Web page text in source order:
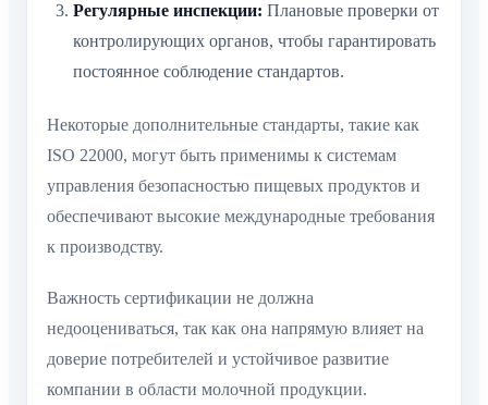
Регулярные инспекции: Плановые проверки от
контролирующих органов, чтобы гарантировать
постоянное соблюдение стандартов.
Некоторые дополнительные стандарты, такие как
ISO 22000, могут быть применимы к системам
управления безопасностью пищевых продуктов и
обеспечивают высокие международные требования
к производству.
Важность сертификации не должна
недооцениваться, так как она напрямую влияет на
доверие потребителей и устойчивое развитие
компании в области молочной продукции.